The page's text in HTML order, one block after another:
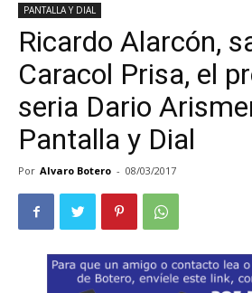
Notiloco
de
PANTALLA Y DIAL
Ricardo Alarcón,
Caracol Prisa, el
seria Dario
Pantalla y Dial
Por Alvaro Botero - 08/03/2017